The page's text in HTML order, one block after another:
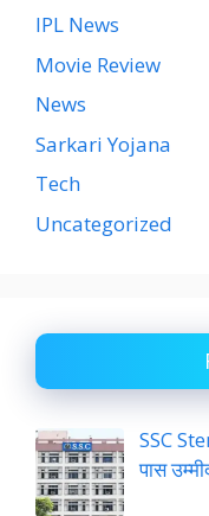
IPL News
Movie Review
News
Sarkari Yojana
Tech
Uncategorized
SSC
पास